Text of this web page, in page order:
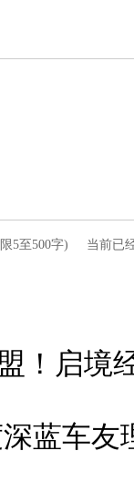
5至500字) 当前已
！启境
蓝车